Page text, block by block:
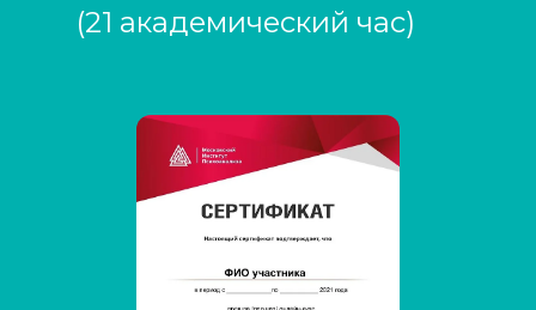
(21 академический час)